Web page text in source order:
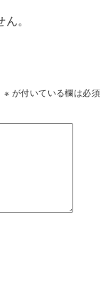
。
※ が付いている欄は必須